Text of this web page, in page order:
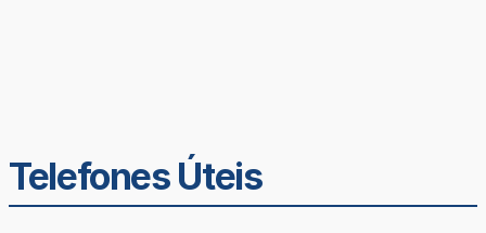
Telefones Úteis